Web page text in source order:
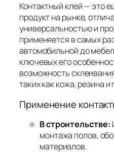
Контактный клей — это
продукт на рынке,
универсальностью и
применяется в самых
автомобильной до
ключевых его
возможность
таких как кожа, резина и
Применение
В строительстве:
монтажа полов,
материалов.